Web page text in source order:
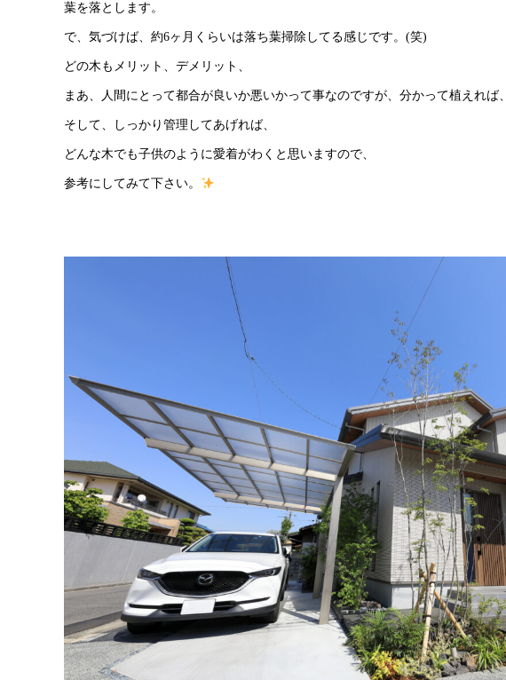
葉を落とします。
で、気づけば、約6ヶ月くらいは落ち葉掃除してる感じです。(笑)
どの木もメリット、デメリット、
まあ、人間にとって都合が良いか悪いかって事なのですが、分かって植えれば、
そして、しっかり管理してあげれば、
どんな木でも子供のように愛着がわくと思いますので、
参考にしてみて下さい。